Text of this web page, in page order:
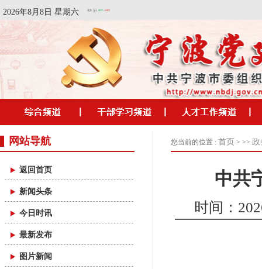
2026年8月8日 星期六
网站导航
返回首页
新闻头条
今日时讯
最新发布
图片新闻
您当前的位置 : 首页 > >> 政
中共
时间：